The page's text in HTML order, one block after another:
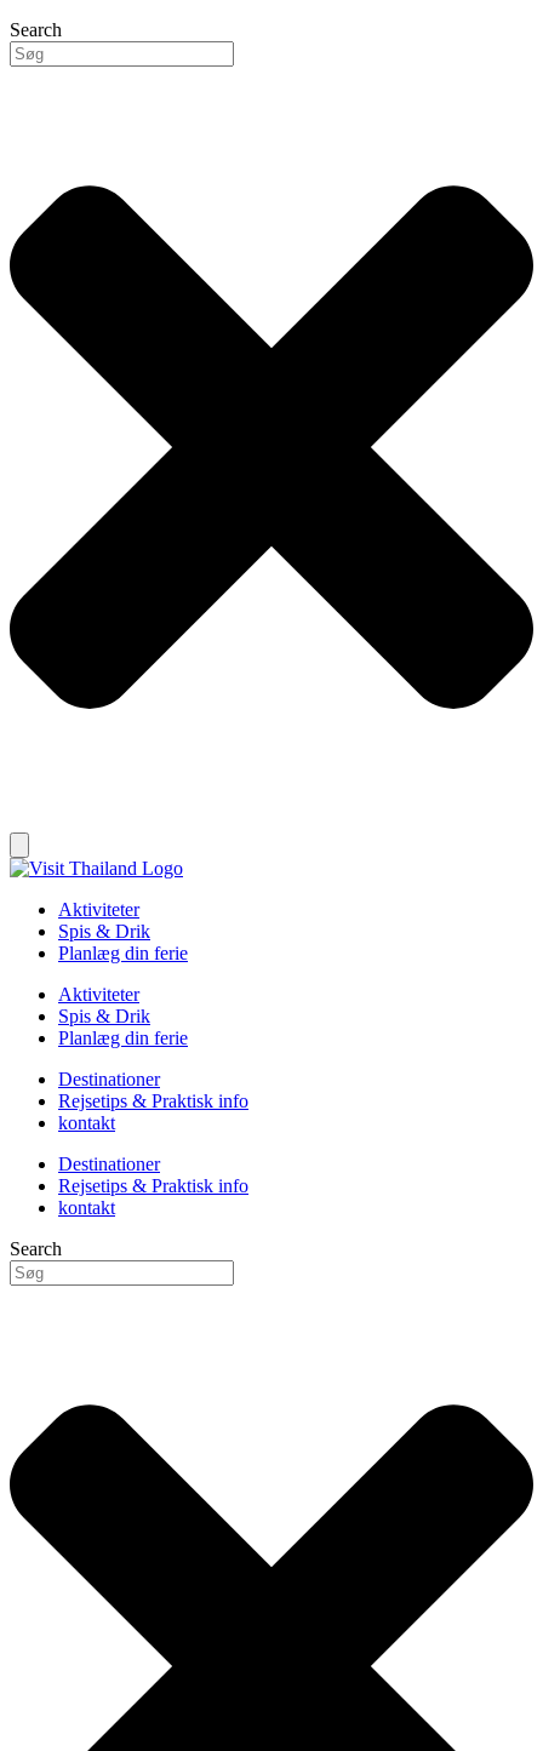
Search
Aktiviteter
Spis & Drik
Planlæg din ferie
Aktiviteter
Spis & Drik
Planlæg din ferie
Destinationer
Rejsetips & Praktisk info
kontakt
Destinationer
Rejsetips & Praktisk info
kontakt
Search